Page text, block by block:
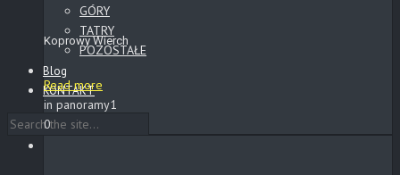
GÓRY
TATRY
POZOSTAŁE
Blog
KONTAKT
Koprowy Wierch
Read more
in panoramy1
0